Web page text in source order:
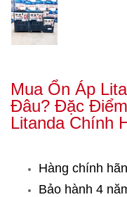
Mua Ổn Áp
Đâu? Đặc
Litanda Chính
Hàng chính
Bảo hành 4